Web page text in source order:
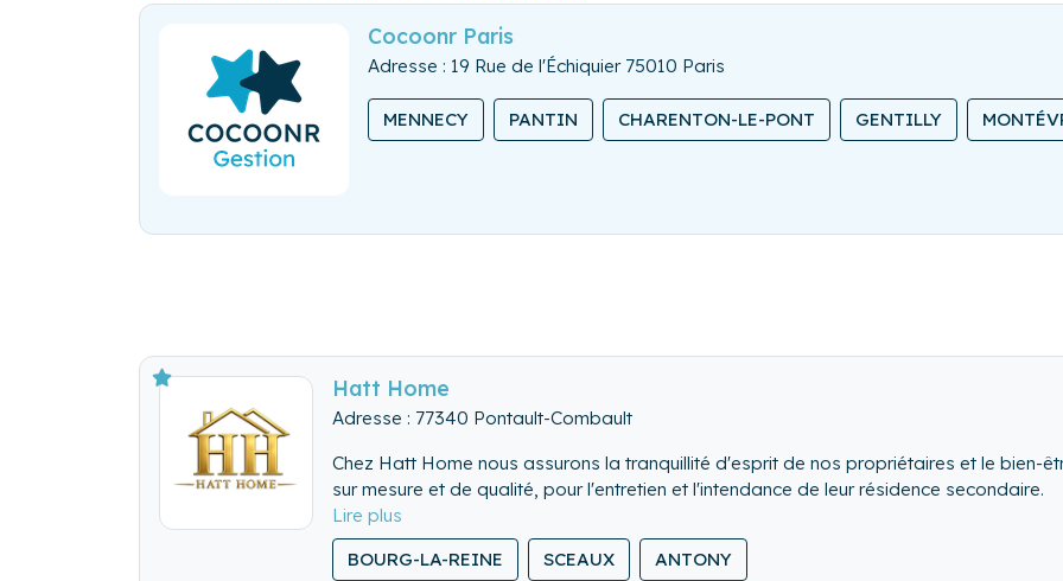
Cocoonr Paris
Adresse : 19 Rue de l'Échiquier 75010 Paris
MENNECY PANTIN CHARENTON-LE-PONT GENTILLY
Hatt Home
Adresse : 77340 Pontault-Combault
Chez Hatt Home nous assurons la tranquillité d'esprit de nos propriétaires et le bien-
sur mesure et de qualité, pour l'entretien et l'intendance de leur résidence secondaire.
BOURG-LA-REINE SCEAUX ANTONY